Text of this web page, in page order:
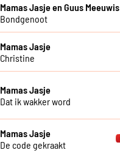
Mamas Jasje en Guus Meeuwis
Bondgenoot
Mamas Jasje
Christine
Mamas Jasje
Dat ik wakker word
Mamas Jasje
De code gekraakt